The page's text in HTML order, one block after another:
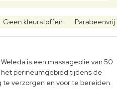
Geen kleurstoffen Parabeenvrij
is een massageolie van 50
perineumgebied tijdens de
te verzorgen en voor te bereiden.